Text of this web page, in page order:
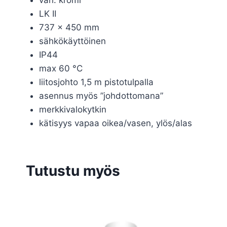
LK II
737 x 450 mm
sähkökäyttöinen
IP44
max 60 °C
liitosjohto 1,5 m pistotulpalla
asennus myös ”johdottomana”
merkkivalokytkin
kätisyys vapaa oikea/vasen, ylös/alas
Tutustu myös